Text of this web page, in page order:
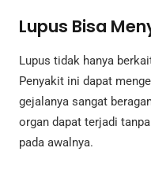
Lupus Bisa
Lupus tidak hanya
Penyakit ini dapat
gejalanya sangat
organ dapat terjadi
pada awalnya.